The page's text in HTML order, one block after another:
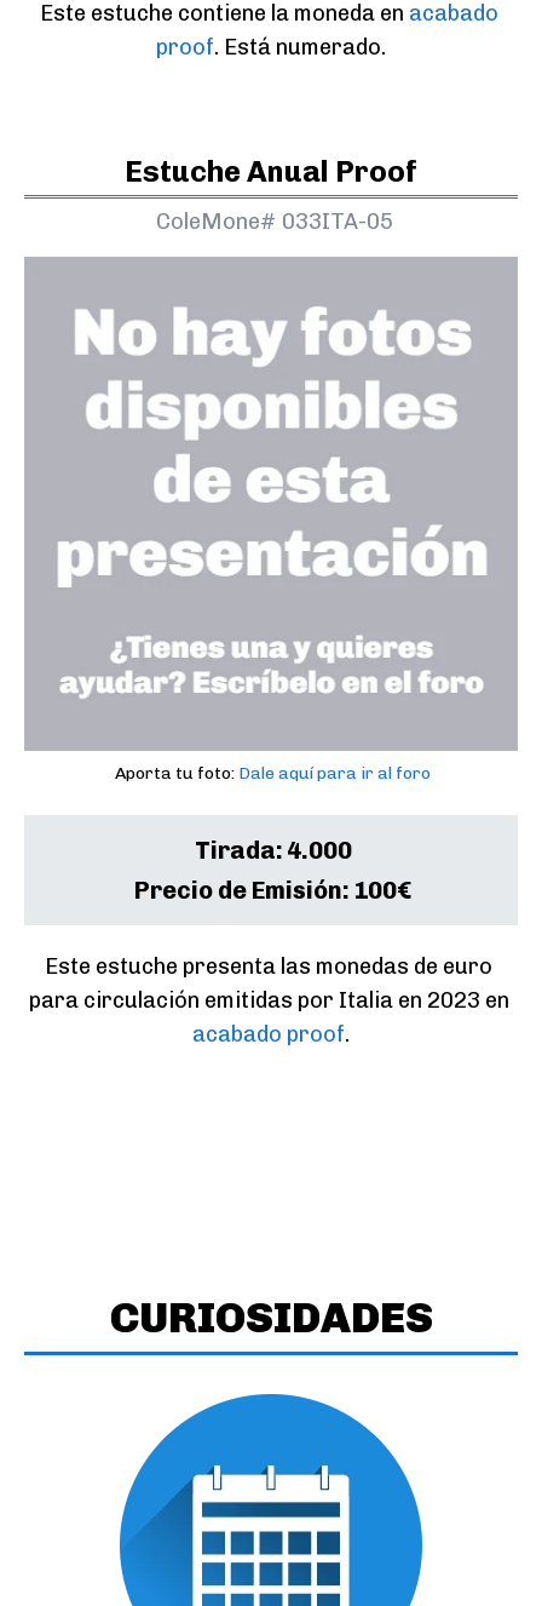
Este estuche contiene la moneda en acabado
proof. Está numerado.
Estuche Anual Proof
ColeMone# 033ITA-05
Aporta tu foto: Dale aquí para ir al foro
Tirada: 4.000
Precio de Emisión: 100€
Este estuche presenta las monedas de euro
acabado proof
CURIOSIDADES